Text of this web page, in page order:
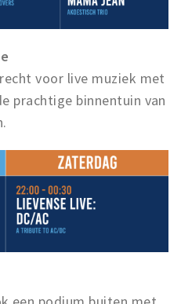
voor live muziek met
prachtige binnentuin van